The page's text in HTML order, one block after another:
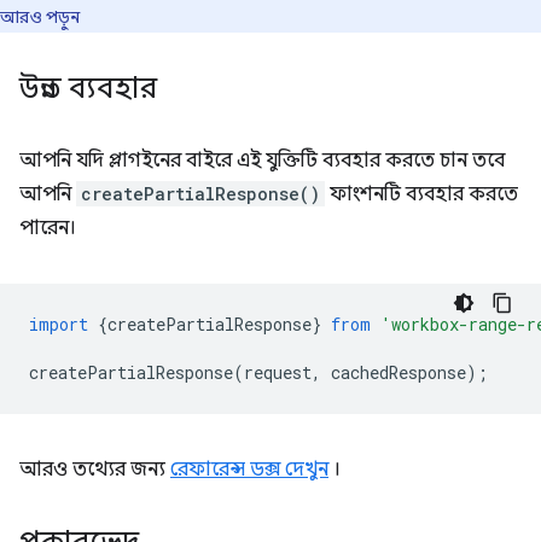
আরও পড়ুন
উন্নত ব্যবহার
আপনি যদি প্লাগইনের বাইরে এই যুক্তিটি ব্যবহার করতে চান তবে
আপনি createPartialResponse() ফাংশনটি ব্যবহার করতে
পারেন।
import {createPartialResponse} from 'workbox-range-
createPartialResponse(request, cachedResponse);
আরও তথ্যের জন্য রেফারেন্স ডক্স দেখুন।